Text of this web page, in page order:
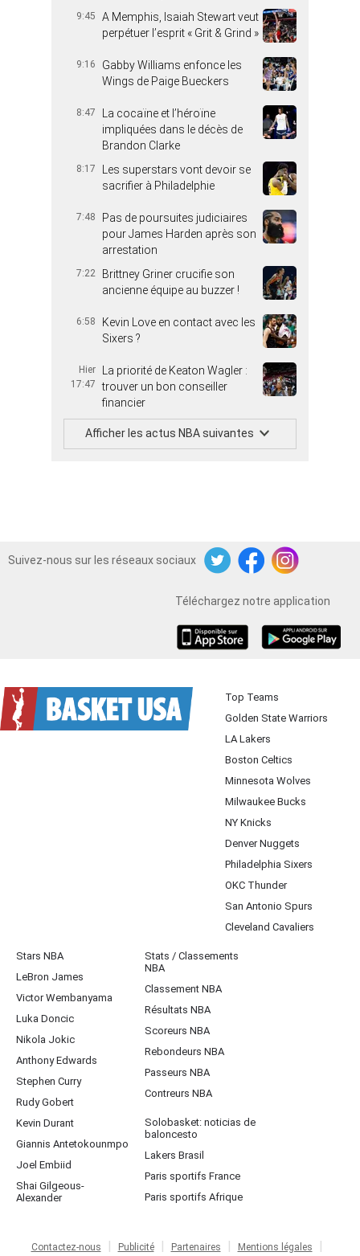
9:45
A Memphis, Isaiah Stewart veut
perpétuer l’esprit « Grit & Grind »
9:16
Gabby Williams enfonce les
Wings de Paige Bueckers
8:47
La cocaïne et l’héroïne
impliquées dans le décès de
Brandon Clarke
8:17
Les superstars vont devoir se
sacrifier à Philadelphie
7:48
Pas de poursuites judiciaires
pour James Harden après son
arrestation
7:22
Brittney Griner crucifie son
ancienne équipe au buzzer !
6:58
Kevin Love en contact avec les
Sixers ?
Hier
17:47
La priorité de Keaton Wagler :
trouver un bon conseiller
financier
Afficher les actus NBA suivantes
Suivez-nous sur les réseaux sociaux
TwitterFacebookInstagram
Téléchargez notre application
Top Teams
Golden State Warriors
LA Lakers
Boston Celtics
Minnesota Wolves
Milwaukee Bucks
NY Knicks
Denver Nuggets
Philadelphia Sixers
OKC Thunder
San Antonio Spurs
Cleveland Cavaliers
Stars NBA
LeBron James
Victor Wembanyama
Luka Doncic
Nikola Jokic
Anthony Edwards
Stephen Curry
Rudy Gobert
Kevin Durant
Giannis Antetokounmpo
Joel Embiid
Shai Gilgeous-
Alexander
Stats / Classements
NBA
Classement NBA
Résultats NBA
Scoreurs NBA
Rebondeurs NBA
Passeurs NBA
Contreurs NBA
Solobasket: noticias de
baloncesto
Lakers Brasil
Paris sportifs France
Paris sportifs Afrique
Contactez-nous Publicité Partenaires Mentions légales